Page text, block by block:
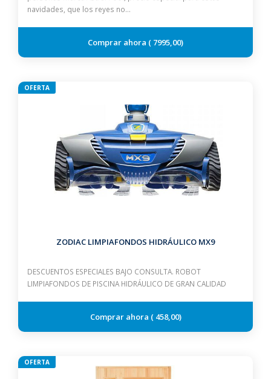
navidades, que los reyes no…
7995,00
OFERTA
ZODIAC LIMPIAFONDOS HIDRÁULICO MX9
DESCUENTOS ESPECIALES BAJO CONSULTA. ROBOT
LIMPIAFONDOS DE PISCINA HIDRÁULICO DE GRAN CALIDAD
458,00
OFERTA